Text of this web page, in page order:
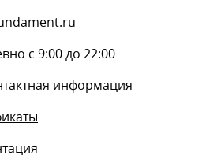
с 9:00 до 22:00
информация